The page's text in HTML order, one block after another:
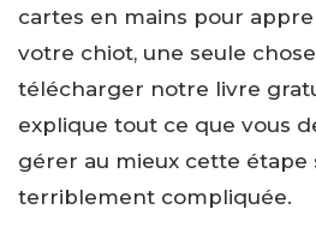
cartes en mains pour
votre chiot, une seule chose
télécharger notre livre
explique tout ce que vous
gérer au mieux cette étape
terriblement compliquée.